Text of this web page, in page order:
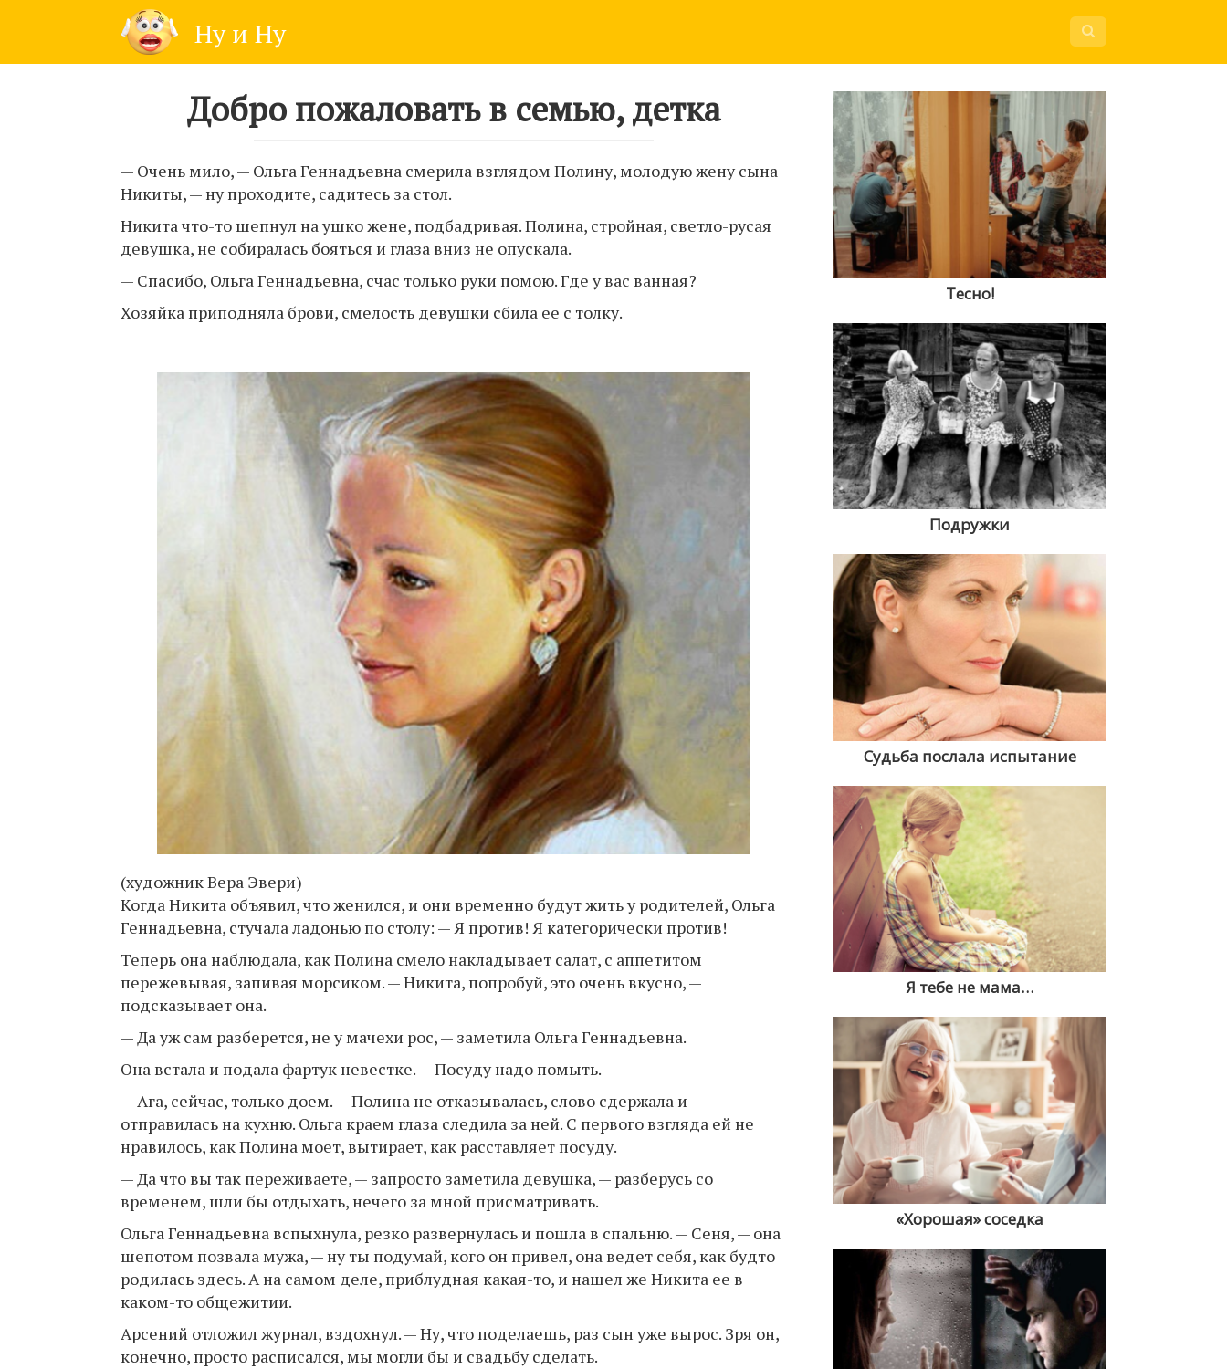
Ну и Ну
Добро пожаловать в семью, детка
— Очень мило, — Ольга Геннадьевна смерила взглядом Полину, молодую жену сына
Никиты, — ну проходите, садитесь за стол.
Никита что-то шепнул на ушко жене, подбадривая. Полина, стройная, светло-русая
девушка, не собиралась бояться и глаза вниз не опускала.
— Спасибо, Ольга Геннадьевна, счас только руки помою. Где у вас ванная?
Хозяйка приподняла брови, смелость девушки сбила ее с толку.
(художник Вера Эвери)
Когда Никита объявил, что женился, и они временно будут жить у родителей, Ольга
Геннадьевна, стучала ладонью по столу: — Я против! Я категорически против!
Теперь она наблюдала, как Полина смело накладывает салат, с аппетитом
пережевывая, запивая морсиком. — Никита, попробуй, это очень вкусно, —
подсказывает она.
— Да уж сам разберется, не у мачехи рос, — заметила Ольга Геннадьевна.
Она встала и подала фартук невестке. — Посуду надо помыть.
— Ага, сейчас, только доем. — Полина не отказывалась, слово сдержала и
отправилась на кухню. Ольга краем глаза следила за ней. С первого взгляда ей не
нравилось, как Полина моет, вытирает, как расставляет посуду.
— Да что вы так переживаете, — запросто заметила девушка, — разберусь со
временем, шли бы отдыхать, нечего за мной присматривать.
Ольга Геннадьевна вспыхнула, резко развернулась и пошла в спальню. — Сеня, — она
шепотом позвала мужа, — ну ты подумай, кого он привел, она ведет себя, как будто
родилась здесь. А на самом деле, приблудная какая-то, и нашел же Никита ее в
каком-то общежитии.
Арсений отложил журнал, вздохнул. — Ну, что поделаешь, раз сын уже вырос. Зря он,
конечно, просто расписался, мы могли бы и свадьбу сделать.
Тесно!
Подружки
Судьба послала испытание
Я тебе не мама…
«Хорошая» соседка